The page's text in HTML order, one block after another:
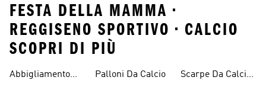
FESTA DELLA MAMMA •
REGGISENO SPORTIVO • CALCIO
SCOPRI DI PIÙ
Abbigliamento
Palloni Da Calcio
Scarpe Da Calcio